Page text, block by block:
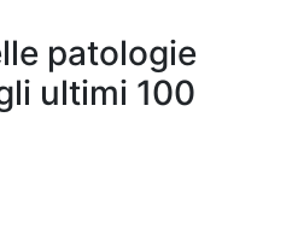
patologie
ultimi 100